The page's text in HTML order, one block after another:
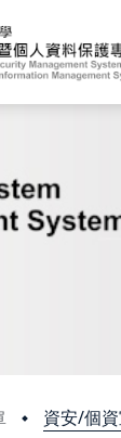
資安/個